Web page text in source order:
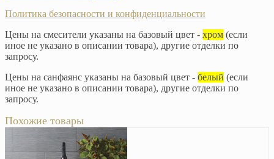
Политика безопасности и конфиденциальности
Цены на смесители указаны на базовый цвет - хром (если
иное не указано в описании товара), другие отделки по
запросу.
Цены на санфаянс указаны на базовый цвет - белый (если
иное не указано в описании товара), другие отделки по
запросу.
Похожие товары